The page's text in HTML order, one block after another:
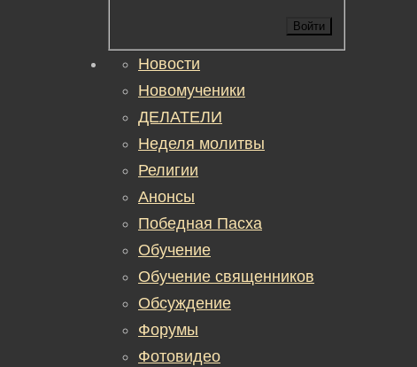
Войти
Новости
Новомученики
ДЕЛАТЕЛИ
Неделя молитвы
Религии
Анонсы
Победная Пасха
Обучение
Обучение священников
Обсуждение
Форумы
Фотовидео